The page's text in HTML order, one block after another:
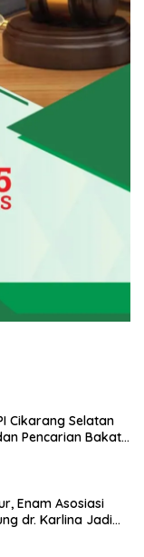
Cikarang Selatan
Pencarian Bakat
Enam Asosiasi
dr. Karlina Jadi